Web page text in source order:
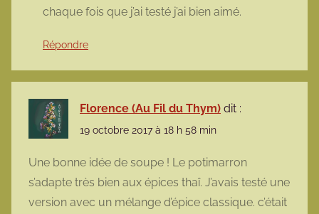
chaque fois que j’ai testé j’ai bien aimé.
Répondre
Florence (Au Fil du Thym) dit :
19 octobre 2017 à 18 h 58 min
Une bonne idée de soupe ! Le potimarron
s’adapte très bien aux épices thaî. J’avais testé une
version avec un mélange d’épice classique. c’était